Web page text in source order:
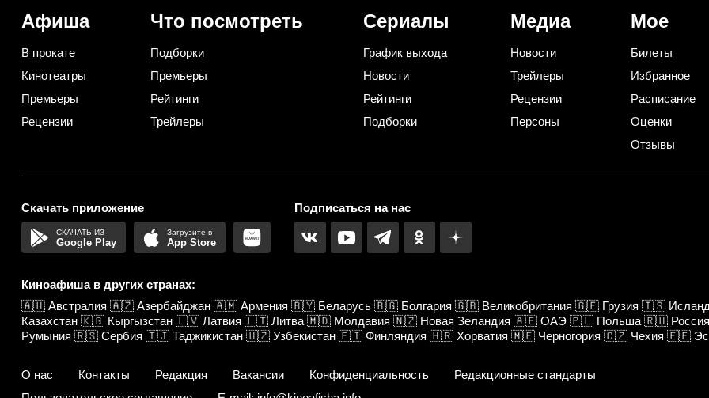
Афиша
В прокате
Кинотеатры
Премьеры
Рецензии
Что посмотреть
Подборки
Премьеры
Рейтинги
Трейлеры
Сериалы
График выхода
Новости
Рейтинги
Подборки
Медиа
Новости
Трейлеры
Рецензии
Персоны
Мое
Билеты
Избранное
Расписание
Оценки
Отзывы
Скачать приложение
Google Play App Store
Подписаться на нас
Киноафиша в других странах:
🇦🇺 Австралия 🇦🇿 Азербайджан 🇦🇲 Армения 🇧🇾 Беларусь 🇧🇬 Болгария 🇬🇧 Великобритания 🇬🇪 Грузия 🇮🇸
Казахстан 🇰🇬 Кыргызстан 🇱🇻 Латвия 🇱🇹 Литва 🇲🇩 Молдавия 🇳🇿 Новая Зеландия 🇦🇪 ОАЭ 🇵🇱 Польша 🇷🇺 Россия
Румыния 🇷🇸 Сербия 🇹🇯 Таджикистан 🇺🇿 Узбекистан 🇫🇮 Финляндия 🇭🇷 Хорватия 🇲🇪 Черногория 🇨🇿 Чехия 🇪🇪
О нас Контакты Редакция Вакансии Конфиденциальность
Редакционные стандарты